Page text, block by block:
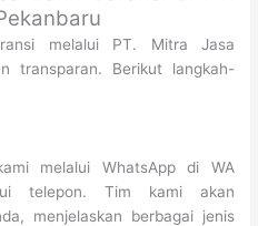
melalui PT. Mitra Jasa
transparan. Berikut langkah-
melalui WhatsApp di WA
telepon. Tim kami akan
menjelaskan berbagai jenis